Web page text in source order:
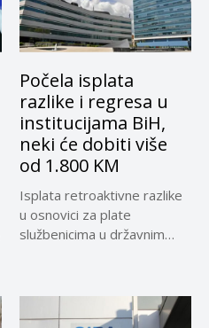
Počela isplata
razlike i regresa u
institucijama BiH,
neki će dobiti više
od 1.800 KM
Isplata retroaktivne razlike
u osnovici za plate
službenicima u državnim